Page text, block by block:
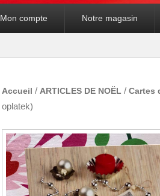
Mon compte Notre magasin
Accueil / ARTICLES DE NOËL / Cartes
oplatek)